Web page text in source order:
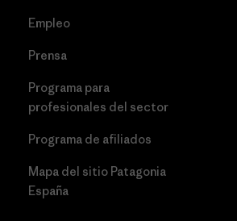
Empleo
Prensa
Programa para
profesionales del sector
Programa de afiliados
Mapa del sitio Patagonia
España